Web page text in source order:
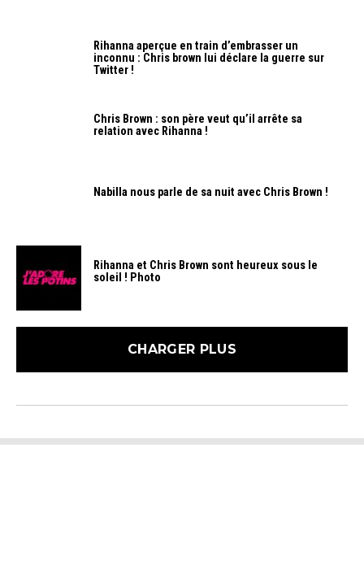
Rihanna aperçue en train d’embrasser un
inconnu : Chris brown lui déclare la guerre sur
Twitter !
Chris Brown : son père veut qu’il arrête sa
relation avec Rihanna !
Nabilla nous parle de sa nuit avec Chris Brown !
Rihanna et Chris Brown sont heureux sous le
soleil ! Photo
CHARGER PLUS